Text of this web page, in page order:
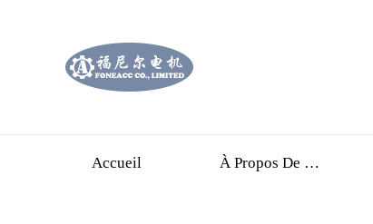
Accueil À Propos De Nous